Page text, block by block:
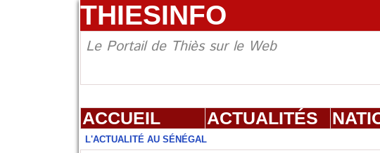
THIESINFO
Le Portail de Thiès sur le Web
ACCUEIL ACTUALITÉS
L'ACTUALITÉ AU SÉNÉGAL